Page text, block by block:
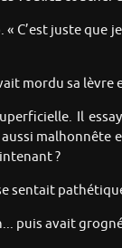
C’est juste
mordu sa lèvre
Il
?
sentait
puis avait